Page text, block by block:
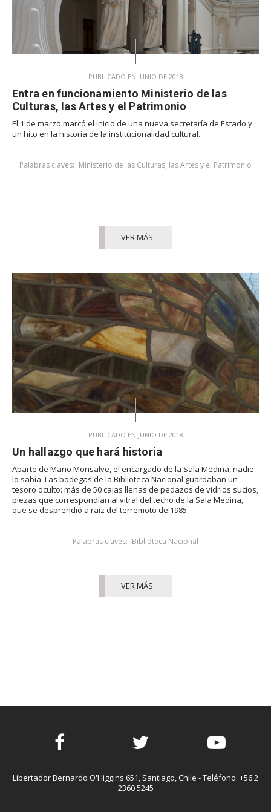
PUBLICADO EN JUNIO DE 2018
Entra en funcionamiento Ministerio de las
Culturas, las Artes y el Patrimonio
El 1 de marzo marcó el inicio de una nueva secretaría de Estado y
un hito en la historia de la institucionalidad cultural.
Palabras claves: Ministerio de las Culturas, las Artes y el Patrimonio
VER MÁS
PUBLICADO EN JUNIO DE 2018
Un hallazgo que hará historia
Aparte de Mario Monsalve, el encargado de la Sala Medina, nadie
lo sabía. Las bodegas de la Biblioteca Nacional guardaban un
tesoro oculto: más de 50 cajas llenas de pedazos de vidrios sucios,
piezas que correspondían al vitral del techo de la Sala Medina,
que se desprendió a raíz del terremoto de 1985.
Palabras claves: Biblioteca Nacional
VER MÁS
Libertador Bernardo O'Higgins 651, Santiago, Chile - Teléfono: +56 2
2360 5245